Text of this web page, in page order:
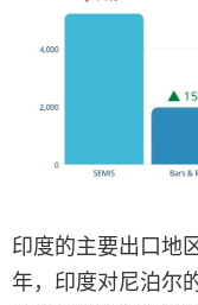
印度的主要出口地
年，印度对尼泊尔